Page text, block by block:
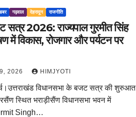
गढ़वाल देहरादून राजनीति
सत्र 2026: राज्यपाल गुरमीत सिंह
में विकास, रोजगार और पर्यटन पर
2026 HIMJYOTI
विधानसभा के बजट सत्र की शुरुआत
स्थित भराड़ीसैंण विधानसभा भवन में
Singh…